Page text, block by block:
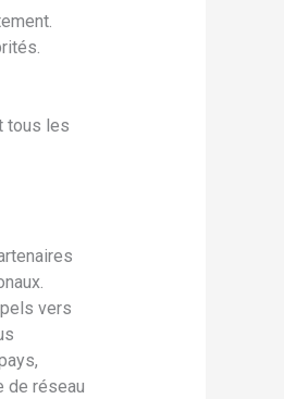
tous les
vers
de réseau